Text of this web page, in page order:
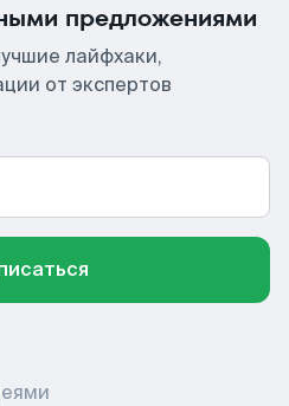
предложениями
лайфхаки,
от экспертов